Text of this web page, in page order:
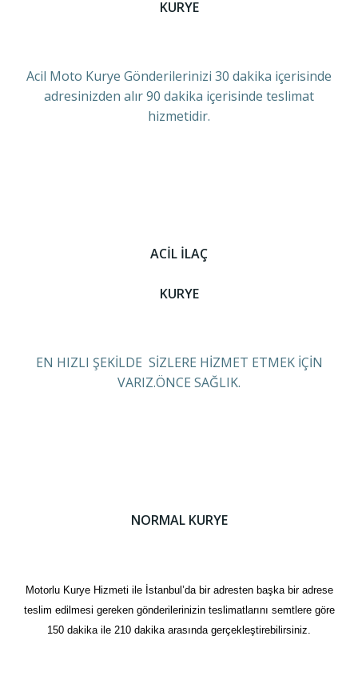
KURYE
Acil Moto Kurye Gönderilerinizi 30 dakika içerisinde
adresinizden alır 90 dakika içerisinde teslimat
hizmetidir.
ACİL İLAÇ
KURYE
EN HIZLI ŞEKİLDE SİZLERE HİZMET ETMEK İÇİN
VARIZ.ÖNCE SAĞLIK.
NORMAL KURYE
Motorlu Kurye Hizmeti ile İstanbul’da bir adresten başka bir adrese
teslim edilmesi gereken gönderilerinizin teslimatlarını semtlere göre
150 dakika ile 210 dakika arasında gerçekleştirebilirsiniz.